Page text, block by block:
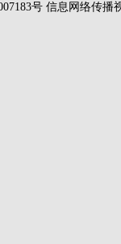
号 信息网络传播